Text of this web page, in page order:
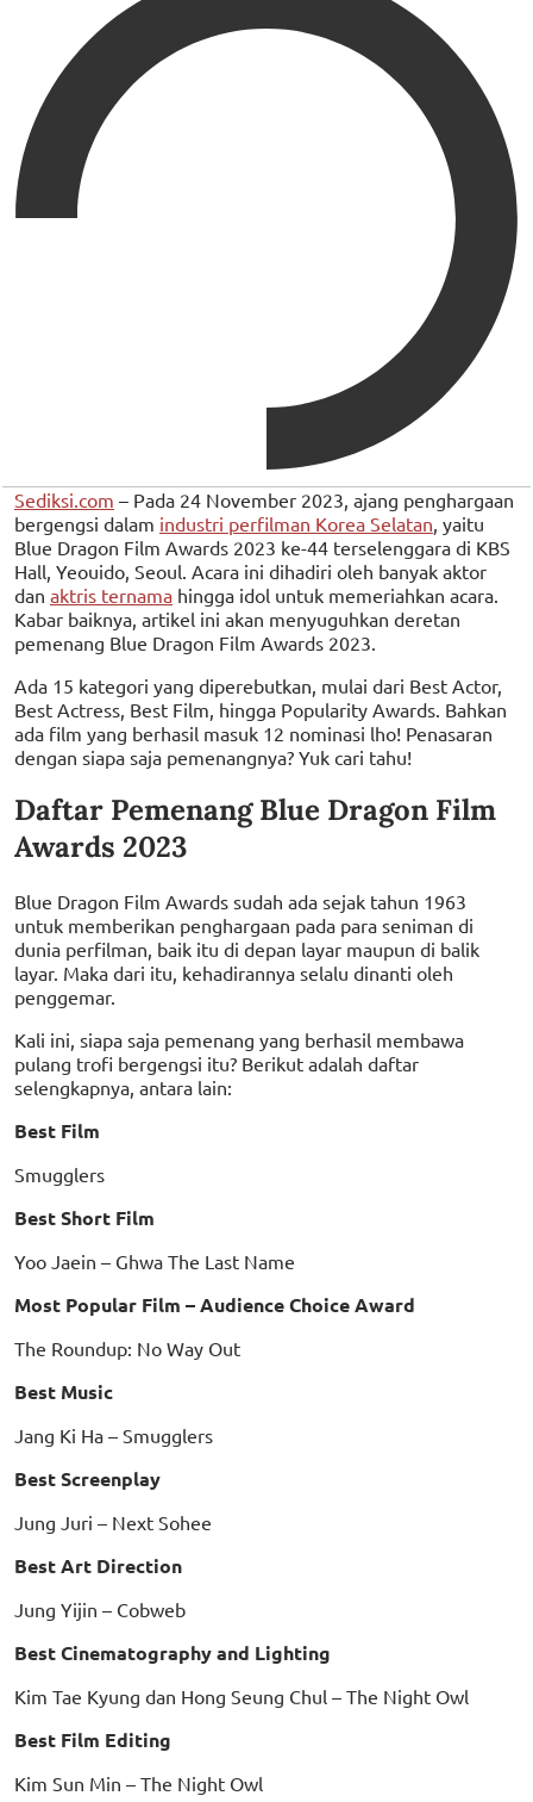
Sediksi.com – Pada 24 November 2023, ajang penghargaan
bergengsi dalam industri perfilman Korea Selatan , yaitu
Blue Dragon Film Awards 2023 ke-44 terselenggara di KBS
Hall, Yeouido, Seoul. Acara ini dihadiri oleh banyak aktor
dan aktris ternama hingga idol untuk memeriahkan acara.
Kabar baiknya, artikel ini akan menyuguhkan deretan
pemenang Blue Dragon Film Awards 2023.
Ada 15 kategori yang diperebutkan, mulai dari Best Actor,
Best Actress, Best Film, hingga Popularity Awards. Bahkan
ada film yang berhasil masuk 12 nominasi lho! Penasaran
dengan siapa saja pemenangnya? Yuk cari tahu!
Daftar Pemenang Blue Dragon Film
Awards 2023
Blue Dragon Film Awards sudah ada sejak tahun 1963
untuk memberikan penghargaan pada para seniman di
dunia perfilman, baik itu di depan layar maupun di balik
layar. Maka dari itu, kehadirannya selalu dinanti oleh
penggemar.
Kali ini, siapa saja pemenang yang berhasil membawa
pulang trofi bergengsi itu? Berikut adalah daftar
selengkapnya, antara lain:
Best Film
Smugglers
Best Short Film
Yoo Jaein – Ghwa The Last Name
Most Popular Film – Audience Choice Award
The Roundup: No Way Out
Best Music
Jang Ki Ha – Smugglers
Best Screenplay
Jung Juri – Next Sohee
Best Art Direction
Jung Yijin – Cobweb
Best Cinematography and Lighting
Kim Tae Kyung dan Hong Seung Chul – The Night Owl
Best Film Editing
Kim Sun Min – The Night Owl